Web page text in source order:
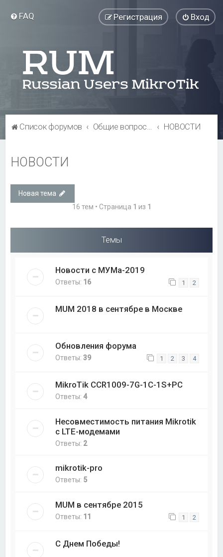
FAQ Вход
Регистрация
Список форумов Общие вопросы НОВОСТИ
НОВОСТИ
Новая тема
16 тем • Страница 1 из 1
Темы
Новости с МУМа-2019
Ответы: 16 1 2
MUM 2018 в сентябре в Москве
Обновления форума
Ответы:39 1 2 3 4
MikroTik CCR1009-7G-1C-1S+PC
Ответы:4
Несовместимость питания Mikrotik
с LTE-модемами
Ответы: 2
mikrotik-pro
Ответы: 5
MUM в сентябре 2015
Ответы: 11 1 2
С Днем Победы!